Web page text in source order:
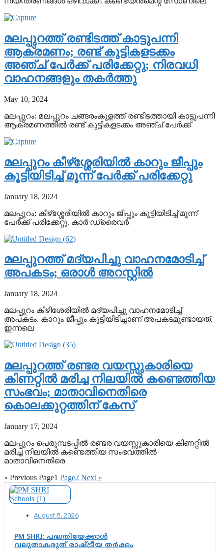
മലപ്പുറത്ത് രണ്ടിടത്ത് കാട്ടുപന്നി
ആക്രമണം; രണ്ട് കുട്ടികളടക്കം
അഞ്ച് പേര്‍ക്ക് പരിക്കേറ്റു; നിരവധി
വാഹനങ്ങളും തകര്‍ത്തു
May 10, 2024
മലപ്പുറം: മലപ്പുറം ചങ്ങരംകുളത്ത് രണ്ടിടത്തായി കാട്ടുപന്നി
ആക്രമണത്തില്‍ രണ്ട് കുട്ടികളടക്കം അഞ്ച് പേര്‍ക്ക്
മലപ്പുറം കീഴ്‌ശ്ശേരിയില്‍ കാറും ജീപ്പും
കൂട്ടിയിടിച്ച് മൂന്ന് പേര്‍ക്ക് പരിക്കേറ്റു
January 18, 2024
മലപ്പുറം: കീഴ്‌ശ്ശേരിയില്‍ കാറും ജീപ്പും കൂട്ടിയിടിച്ച് മൂന്ന്
പേര്‍ക്ക് പരിക്കേറ്റു. കാര്‍ ഡ്രൈവര്‍
മലപ്പുറത്ത് മദ്യപിച്ചു വാഹനമോടിച്ച്
അപകടം; ഒരാൾ അറസ്റ്റിൽ
January 18, 2024
മലപ്പുറം കിഴിശേരിയിൽ മദ്യപിച്ചു വാഹനമോടിച്ച്
അപകടം. കാറും ജീപ്പും കൂട്ടിയിടിച്ചാണ് അപകടമുണ്ടായത്.
ഇന്നലെ
മലപ്പുറത്ത് രണ്ടര വയസ്സുകാരിയെ
കിണറ്റിൽ മരിച്ച നിലയിൽ കണ്ടെത്തിയ
സംഭവം; മാതാവിനെതിരെ
കൊലക്കുറ്റത്തിന് കേസ്
January 17, 2024
മലപ്പുറം പെരുമ്പടപ്പിൽ രണ്ടര വയസ്സുകാരിയെ കിണറ്റിൽ
മരിച്ച നിലയിൽ കണ്ടെത്തിയ സംഭവത്തിൽ
മാതാവിനെതിരെ
« Previous Page1 Page2 Next »
August 8, 2026
PM SHRI: പദ്ധതിയേക്കാൾ
വലുതാകരുത് രാഷ്ട്രീയ തർക്കം